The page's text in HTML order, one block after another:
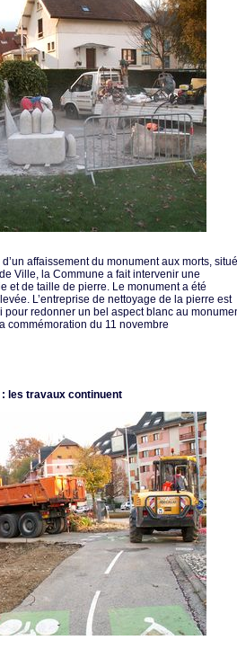
affaissement du monument aux morts, situé
Ville, la Commune a fait intervenir une
et de taille de pierre. Le monument a été
L’entreprise de nettoyage de la pierre est
pour redonner un bel aspect blanc au
commémoration du 11 novembre
les travaux continuent